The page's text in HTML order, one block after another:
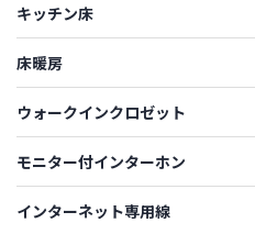
キッチン床
床暖房
ウォークインクロゼット
モニター付インターホン
インターネット専用線